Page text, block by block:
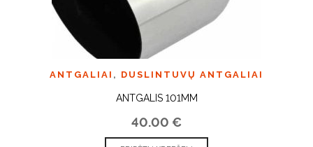
ANTGALIAI , DUSLINTUVŲ ANTGALIAI
ANTGALIS 101MM
40.00 €